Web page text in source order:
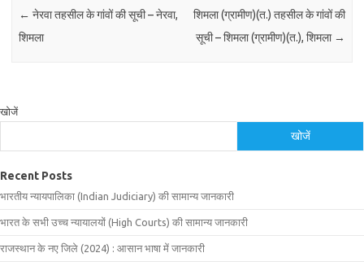
← नेरवा तहसील के गांवों की सूची – नेरवा,
शिमला
शिमला (ग्रामीण)(त.) तहसील के गांवों की
सूची – शिमला (ग्रामीण)(त.), शिमला →
खोजें
खोजें
Recent Posts
भारतीय न्यायपालिका (Indian Judiciary) की सामान्य जानकारी
भारत के सभी उच्च न्यायालयों (High Courts) की सामान्य जानकारी
राजस्थान के नए जिले (2024) : आसान भाषा में जानकारी